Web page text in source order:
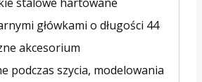
główkami o długości 44
akcesorium
podczas szycia, modelowania